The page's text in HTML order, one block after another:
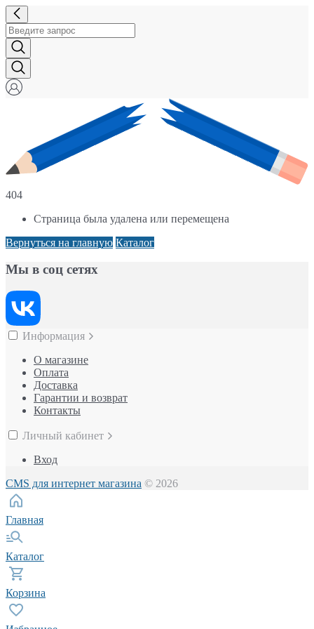
404
Страница была удалена или перемещена
Вернуться на главную Каталог
Мы в соц сетях
Информация
О магазине
Оплата
Доставка
Гарантии и возврат
Контакты
Личный кабинет
Вход
CMS для интернет магазина © 2026
Главная
Каталог
Корзина